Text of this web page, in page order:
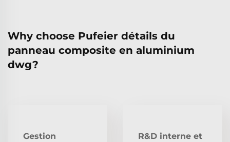
Why choose Pufeier détails du
panneau composite en aluminium
dwg?
Gestion
R&D interne et